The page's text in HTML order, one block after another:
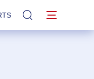
站內搜索